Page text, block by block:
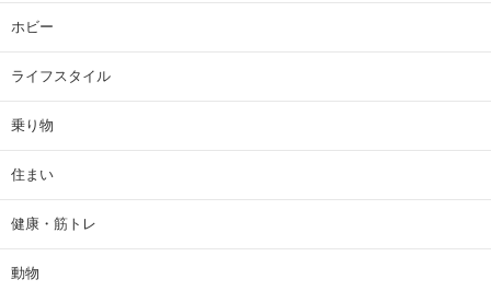
ホビー
ライフスタイル
乗り物
住まい
健康・筋トレ
動物